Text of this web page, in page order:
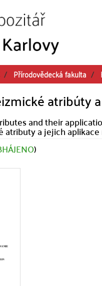
Přírodovědecká fakulta
atribúty
and their
a jejich
)